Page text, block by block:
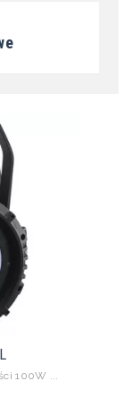
100W ...